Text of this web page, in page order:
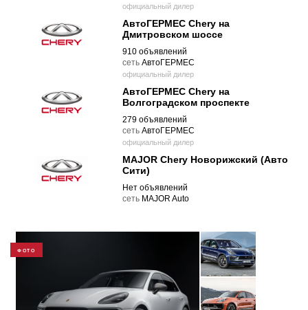
официальный дилер
АвтоГЕРМЕС Chery на
Дмитровском шоссе
910 объявлений
cеть АвтоГЕРМЕС
официальный дилер
АвтоГЕРМЕС Chery на
Волгоградском проспекте
279 объявлений
cеть АвтоГЕРМЕС
официальный дилер
MAJOR Chery Новорижский (Авто
Сити)
Нет объявлений
cеть MAJOR Auto
ФОТО